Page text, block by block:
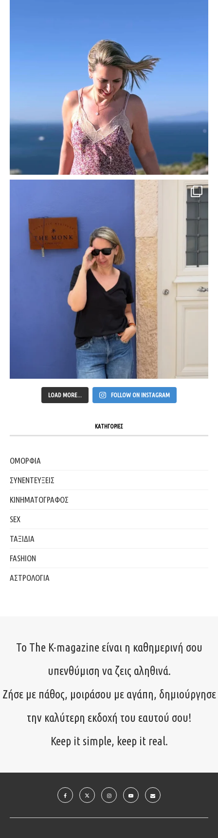
LOAD MORE... FOLLOW ON INSTAGRAM
ΚΑΤΗΓΟΡΙΕΣ
ΟΜΟΡΦΙΑ
ΣΥΝΕΝΤΕΥΞΕΙΣ
ΚΙΝΗΜΑΤΟΓΡΑΦΟΣ
SEX
ΤΑΞΙΔΙΑ
FASHION
ΑΣΤΡΟΛΟΓΙΑ
Το The K-magazine είναι η καθημερινή σου
υπενθύμιση να ζεις αληθινά.
Ζήσε με πάθος, μοιράσου με αγάπη, δημιούργησε
την καλύτερη εκδοχή του εαυτού σου!
Keep it simple, keep it real.